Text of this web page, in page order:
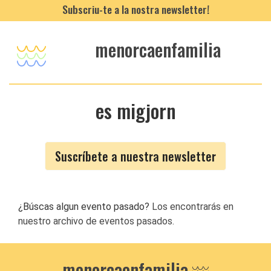
Subscriu-te a la nostra newsletter!
menorcaenfamilia
es migjorn
Suscríbete a nuestra newsletter
¿Búscas algun evento pasado? Los encontrarás en
nuestro archivo de eventos pasados.